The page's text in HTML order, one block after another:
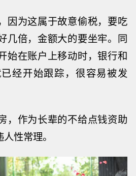
因为这属于故意偷税，要吃
几倍，金额大的要坐牢。同
始在账户上移动时，银行和
经开始跟踪，很容易被发
，作为长辈的不给点钱资助
性常理。